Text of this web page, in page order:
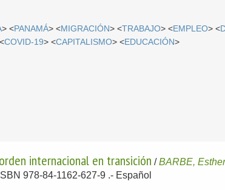
> <PANAMÁ> <MIGRACIÓN> <TRABAJO> <EMPLEO> <
COVID-19> <CAPITALISMO> <EDUCACIÓN>
internacional en transición /BARBE,
978-84-1162-627-9 .- Español